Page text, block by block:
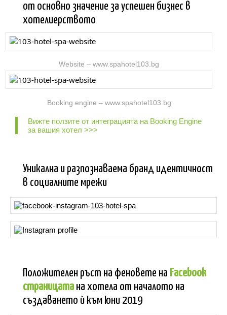
от основно значение за успешен бизнес в
хотелиерството
Website – www.spahotel103.bg
Booking engine – www.spahotel103.bg
Вижте ползите от интеграцията на Booking Engine
за вашия хотел >>>
Уникална и разпознаваема бранд идентичност
в социалните мрежи
Положителен ръст на феновете на Facebook
страницата на хотела от началото на
създаването ѝ към юни 2019